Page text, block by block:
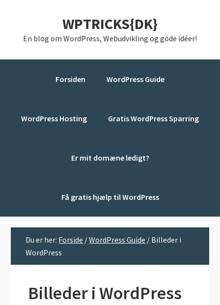
indhold
WPTRICKS{DK}
En blog om WordPress, Webudvikling og gode idéer!
Forsiden WordPress Guide
WordPress Hosting Gratis WordPress Sparring
Er mit domæne ledigt?
Få gratis hjælp til WordPress
Du er her: Forside /WordPress Guide / Billeder i
WordPress
Billeder i WordPress